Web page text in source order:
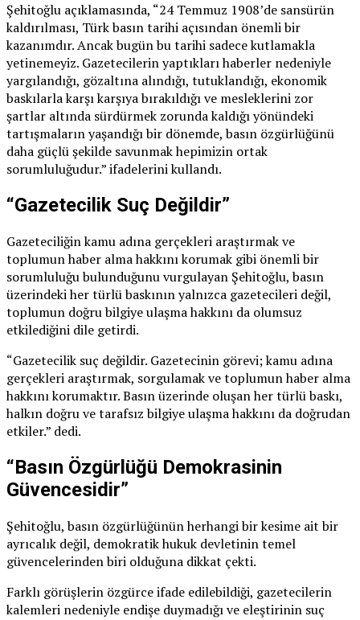
Şehitoğlu açıklamasında, “24 Temmuz 1908’de sansürün
kaldırılması, Türk basın tarihi açısından önemli bir
kazanımdır. Ancak bugün bu tarihi sadece kutlamakla
yetinemeyiz. Gazetecilerin yaptıkları haberler nedeniyle
yargılandığı, gözaltına alındığı, tutuklandığı, ekonomik
baskılarla karşı karşıya bırakıldığı ve mesleklerini zor
şartlar altında sürdürmek zorunda kaldığı yönündeki
tartışmaların yaşandığı bir dönemde, basın özgürlüğünü
daha güçlü şekilde savunmak hepimizin ortak
sorumluluğudur.” ifadelerini kullandı.
“Gazetecilik Suç Değildir”
Gazeteciliğin kamu adına gerçekleri araştırmak ve
toplumun haber alma hakkını korumak gibi önemli bir
sorumluluğu bulunduğunu vurgulayan Şehitoğlu, basın
üzerindeki her türlü baskının yalnızca gazetecileri değil,
toplumun doğru bilgiye ulaşma hakkını da olumsuz
etkilediğini dile getirdi.
“Gazetecilik suç değildir. Gazetecinin görevi; kamu adına
gerçekleri araştırmak, sorgulamak ve toplumun haber alma
hakkını korumaktır. Basın üzerinde oluşan her türlü baskı,
halkın doğru ve tarafsız bilgiye ulaşma hakkını da doğrudan
etkiler.” dedi.
“Basın Özgürlüğü Demokrasinin
Güvencesidir”
Şehitoğlu, basın özgürlüğünün herhangi bir kesime ait bir
ayrıcalık değil, demokratik hukuk devletinin temel
güvencelerinden biri olduğuna dikkat çekti.
Farklı görüşlerin özgürce ifade edilebildiği, gazetecilerin
kalemleri nedeniyle endişe duymadığı ve eleştirinin suç